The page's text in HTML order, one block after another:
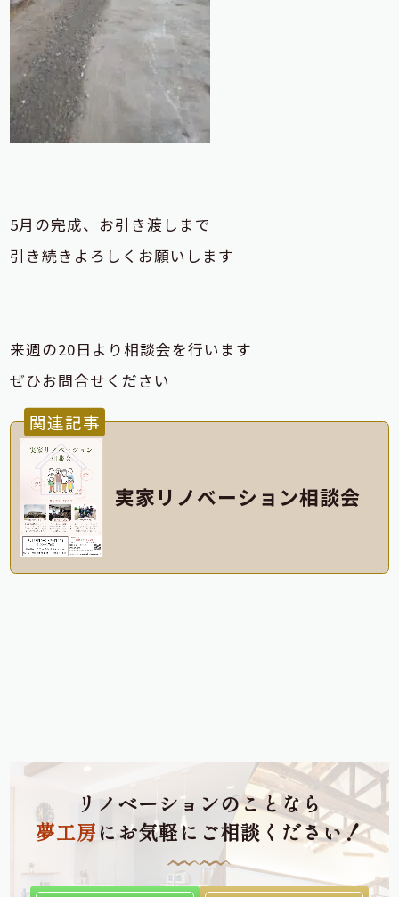
5月の完成、お引き渡しまで
引き続きよろしくお願いします
来週の20日より相談会を行います
ぜひお問合せください
関連記事
実家リノベーション相談会
リノベーションのことなら
夢工房にお気軽にご相談ください！